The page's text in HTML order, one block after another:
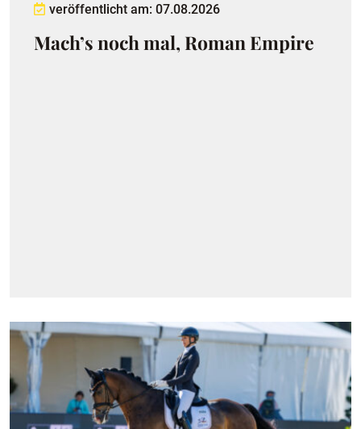
veröffentlicht am: 07.08.2026
Mach’s noch mal, Roman Empire